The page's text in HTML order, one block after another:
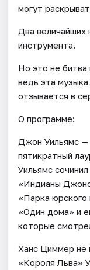
могут
Два величайших
инструмента.
Но это не битва
ведь эта
отзывается в
О программе:
Джон Уильямс —
пятикратный
Уильямс
«Индианы
«Парка юрского
«Один дома» и
которые
Ханс Циммер не
«Короля Льва»